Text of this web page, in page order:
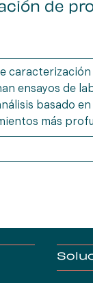
de
ensayos de
basado
más
mineral.
para el